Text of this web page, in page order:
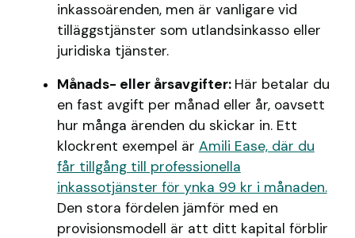
inkassoärenden, men är vanligare vid
tilläggstjänster som utlandsinkasso eller
juridiska tjänster.
Månads- eller årsavgifter: Här betalar du
en fast avgift per månad eller år, oavsett
hur många ärenden du skickar in. Ett
klockrent exempel är Amili Ease, där du
får tillgång till professionella
inkassotjänster för ynka 99 kr i månaden.
Den stora fördelen jämför med en
provisionsmodell är att ditt kapital förblir